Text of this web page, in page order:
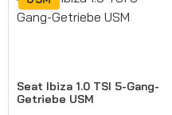
Seat Ibiza 1.0 TSI 5-Gang-
Getriebe USM